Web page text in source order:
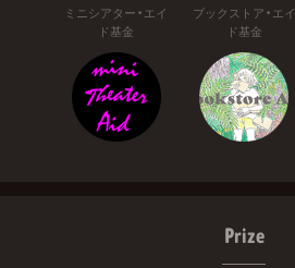
ミニシアター・エイ
ド基金
ブックストア・エイ
ド基金
Prize